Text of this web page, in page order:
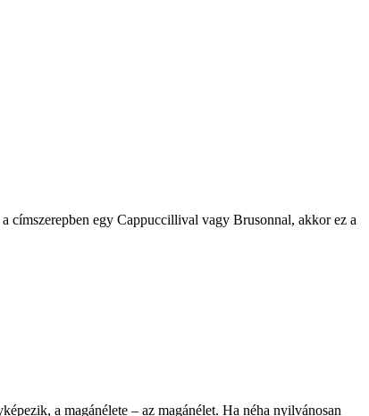
címszerepben egy Cappuccillival vagy Brusonnal, akkor ez a
a magánélete – az magánélet. Ha néha nyilvánosan